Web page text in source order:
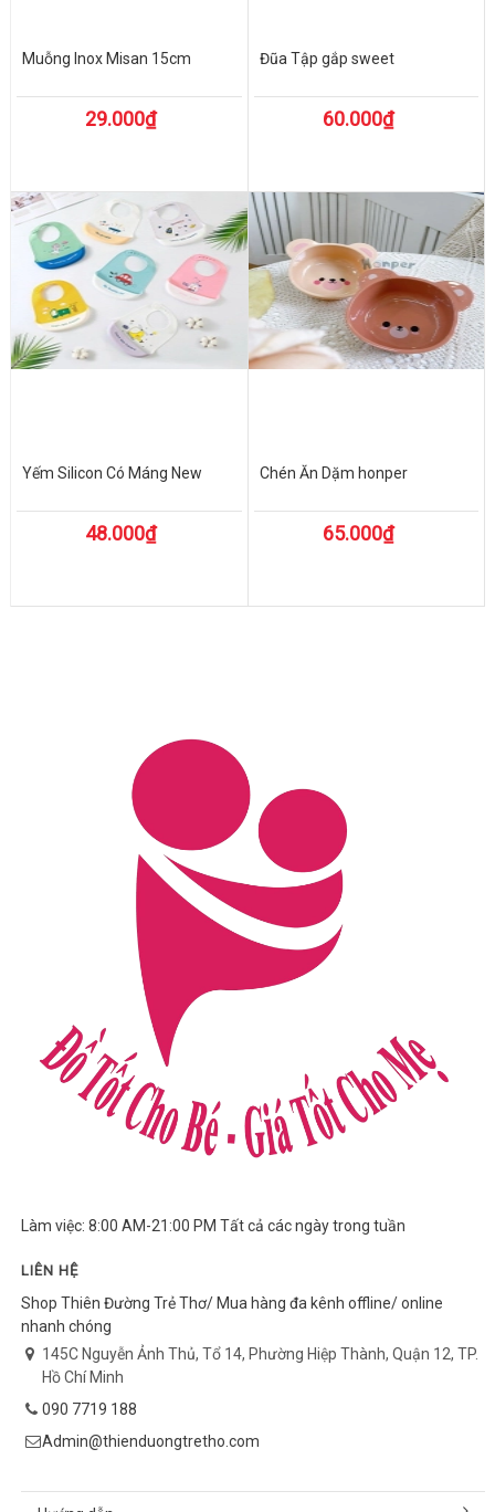
Muỗng Inox Misan 15cm
29.000₫
Đũa Tập gắp sweet
60.000₫
Yếm Silicon Có Máng New
48.000₫
Chén Ăn Dặm honper
65.000₫
Làm việc: 8:00 AM-21:00 PM Tất cả các ngày trong tuần
LIÊN HỆ
Shop Thiên Đường Trẻ Thơ/ Mua hàng đa kênh offline/ online
nhanh chóng
145C Nguyễn Ảnh Thủ, Tổ 14, Phường Hiệp Thành, Quận 12, TP.
Hồ Chí Minh
090 7719 188
Admin@thienduongtretho.com